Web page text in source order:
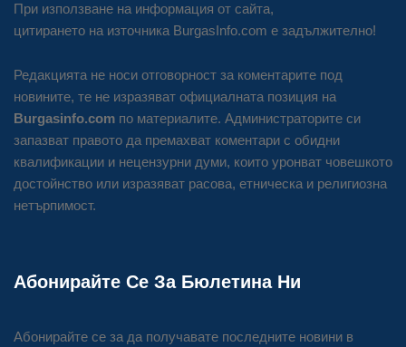
При използване на информация от сайта,
цитирането на източника BurgasInfo.com е задължително!
Редакцията не носи отговорност за коментарите под
новините, те не изразяват официалната позиция на
Burgasinfo.com по материалите. Администраторите си
запазват правото да премахват коментари с обидни
квалификации и нецензурни думи, които уронват човешкото
достойнство или изразяват расова, етническа и религиозна
нетърпимост.
Абонирайте Се За Бюлетина Ни
Абонирайте се за да получавате последните новини в